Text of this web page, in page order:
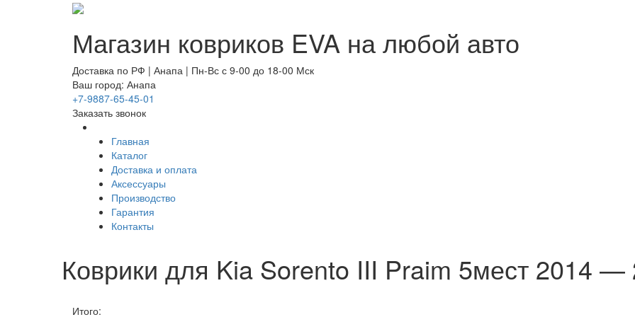
Магазин ковриков EVA ​на любой авто
Доставка по РФ | Анапа | Пн-Вс с 9-00 до 18-00 Мск
Ваш город: Анапа
+7-9887-65-45-01
Заказать звонок
Главная
Каталог
Доставка и оплата
Аксессуары
Производство
Гарантия
Контакты
Коврики для Kia Sorento III Praim 5мест 2014 —
Итого: